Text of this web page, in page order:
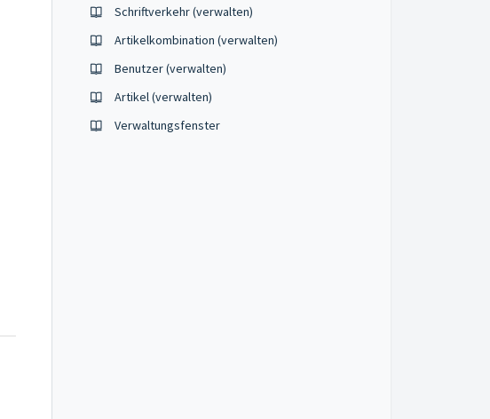
Schriftverkehr (verwalten)
Artikelkombination (verwalten)
Benutzer (verwalten)
Artikel (verwalten)
Verwaltungsfenster